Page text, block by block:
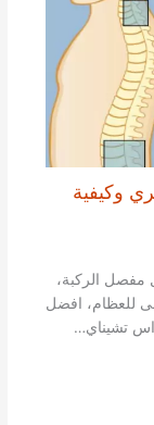
وكيفية
مفصل الركبة،
للعظام، افضل
تشيناي…